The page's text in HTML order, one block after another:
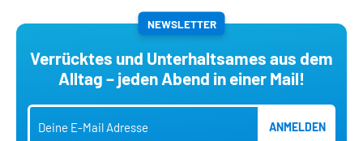
NEWSLETTER
Verrücktes und Unterhaltsames aus dem
Alltag – jeden Abend in einer Mail!
ANMELDEN